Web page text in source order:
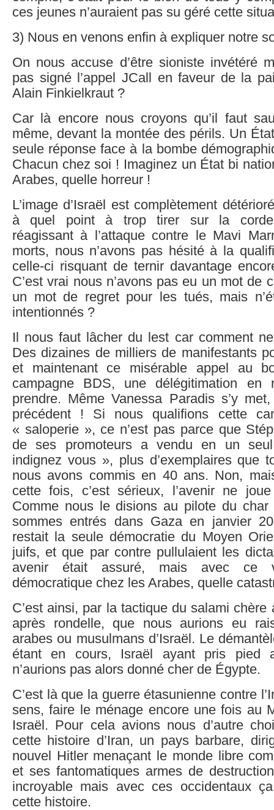
ces jeunes n’auraient pas su géré cette
3) Nous en venons enfin à expliquer notre
On nous accuse d’être sioniste invétéré
pas signé l’appel JCall en faveur de la
Alain Finkielkraut ?
Car là encore nous croyons qu’il faut
même, devant la montée des périls. Un
seule réponse face à la bombe
Chacun chez soi ! Imaginez un État bi
Arabes, quelle horreur !
L’image d’Israël est complètement
à quel point à trop tirer sur la
réagissant à l’attaque contre le Mavi
morts, nous n’avons pas hésité à la
celle-ci risquant de ternir davantage
C’est vrai nous n’avons pas eu un mot de
un mot de regret pour les tués, mais
intentionnés ?
Il nous faut lâcher du lest car comment
Des dizaines de milliers de manifestants
et maintenant ce misérable appel au
campagne BDS, une délégitimation en
prendre. Même Vanessa Paradis s’y
précédent ! Si nous qualifions cette
« saloperie », ce n’est pas parce que
de ses promoteurs a vendu en un
indignez vous », plus d’exemplaires que
nous avons commis en 40 ans. Non,
cette fois, c’est sérieux, l’avenir ne
Comme nous le disions au pilote du char
sommes entrés dans Gaza en janvier
restait la seule démocratie du Moyen
juifs, et que par contre pullulaient les
avenir était assuré, mais avec ce
démocratique chez les Arabes, quelle
C’est ainsi, par la tactique du salami chère
après rondelle, que nous aurions eu
arabes ou musulmans d’Israël. Le
étant en cours, Israël ayant pris pied
n’aurions pas alors donné cher de Égypte.
C’est là que la guerre étasunienne contre
sens, faire le ménage encore une fois au
Israël. Pour cela avions nous d’autre
cette histoire d’Iran, un pays barbare,
nouvel Hitler menaçant le monde libre
et ses fantomatiques armes de
incroyable mais avec ces occidentaux
cette histoire.